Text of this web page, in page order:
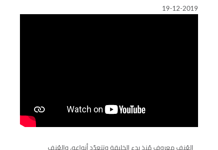
19-12-2019
العُنف معروف مُنذ بدء الخليقة وتتعدّد أنواعه، والعُنف